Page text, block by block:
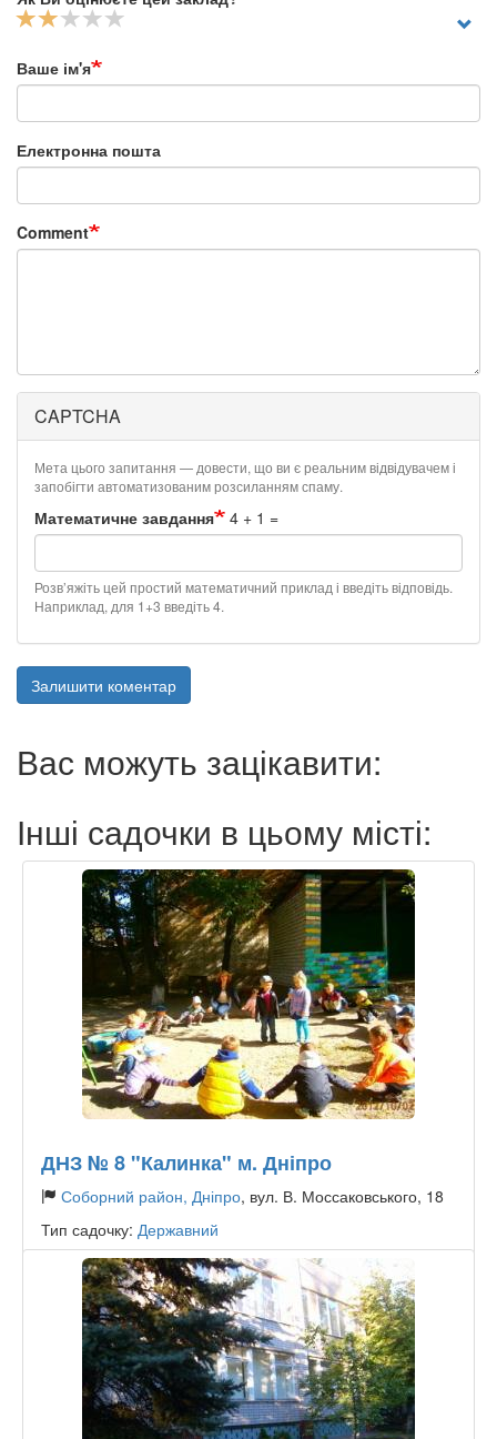
Ваше ім'я
Електронна пошта
Comment
CAPTCHA
Мета цього запитання — довести, що ви є реальним відвідувачем і
запобігти автоматизованим розсиланням спаму.
Математичне завдання 4 + 1 =
Розв’яжіть цей простий математичний приклад і введіть відповідь.
Наприклад, для 1+3 введіть 4.
Залишити коментар
Вас можуть зацікавити:
Інші садочки в цьому місті:
ДНЗ № 8 "Калинка" м. Дніпро
Соборний район, Дніпро, вул. В. Моссаковського, 18
Тип садочку: Державний